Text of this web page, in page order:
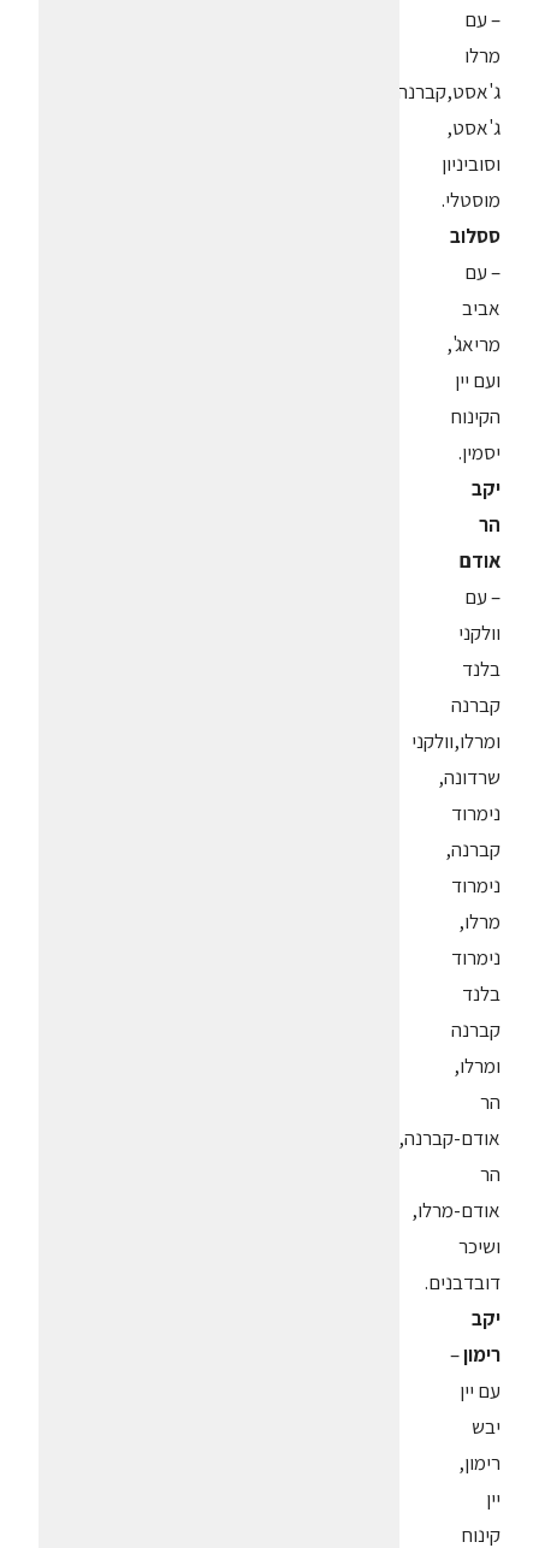
– עם
מרלו
ג'אסט,קברנה
ג'אסט,
וסוביניון
מוסטלי.
ססלוב
– עם
אביב
מריאג',
ועם יין
הקינוח
יסמין.
יקב
הר
אודם
– עם
וולקני
בלנד
קברנה
ומרלו,וולקני
שרדונה,
נימרוד
קברנה,
נימרוד
מרלו,
נימרוד
בלנד
קברנה
ומרלו,
הר
אודם-קברנה,
הר
אודם-מרלו,
ושיכר
דובדבנים.
יקב
רימון–
עם יין
יבש
רימון,
יין
קינוח